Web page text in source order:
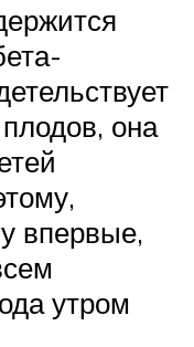
она
впервые,
утром